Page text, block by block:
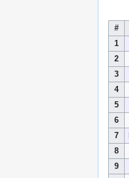
#
1
2
3
4
5
6
7
8
9